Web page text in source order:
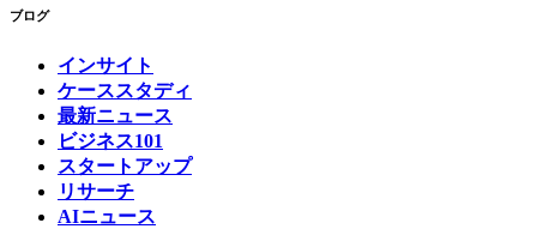
ブログ
インサイト
ケーススタディ
最新ニュース
ビジネス101
スタートアップ
リサーチ
AIニュース